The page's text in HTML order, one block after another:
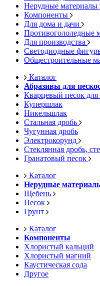
Нерудные материалы
Компоненты
Для дома и дачи
Противогололедные
Для производства
Светодиодные
Общестроительные
Каталог
Абразивы для
Кварцевый песок для
Купершлак
Никельшлак
Стальная дробь
Чугунная дробь
Электрокорунд
Стеклянная дробь,
Гранатовый песок
Каталог
Нерудные
Щебень
Песок
Грунт
Каталог
Компоненты
Хлористый кальций
Хлористый магний
Каустическая сода
Другое